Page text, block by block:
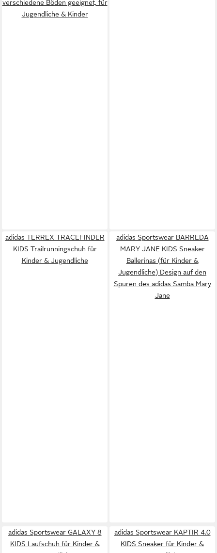
verschiedene Böden geeignet, für
Jugendliche & Kinder
adidas TERREX TRACEFINDER
KIDS Trailrunningschuh für
Kinder & Jugendliche
adidas Sportswear BARREDA
MARY JANE KIDS Sneaker
Ballerinas (für Kinder &
Jugendliche) Design auf den
Spuren des adidas Samba Mary
Jane
adidas Sportswear GALAXY 8
KIDS Laufschuh für Kinder &
adidas Sportswear KAPTIR 4.0
KIDS Sneaker für Kinder &